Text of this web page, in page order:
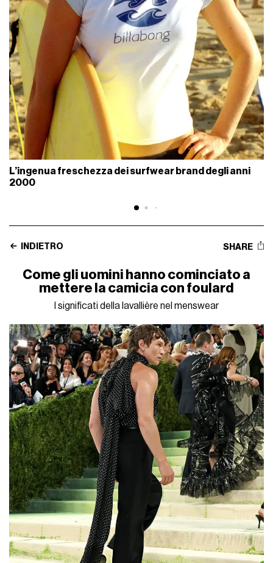
L’ingenua freschezza dei surfwear brand degli anni
2000
INDIETRO SHARE
Come gli uomini hanno cominciato a
mettere la camicia con foulard
I significati della lavallière nel menswear